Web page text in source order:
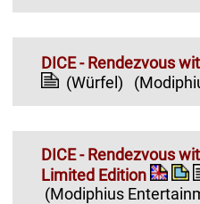
DICE - Rendezvous
(Würfel)
DICE - Rendezvous
Limited Edition
(Modiphius